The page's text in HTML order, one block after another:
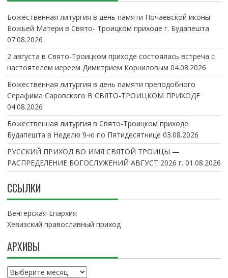
Божественная литургия в день памяти Почаевской иконы
Божьей Матери в Свято- Троицком приходе г. Будапешта
07.08.2026
2 августа в Свято-Троицком приходе состоялась встреча с
настоятелем иереем Димитрием Корниловым 04.08.2026
Божественная литургия в день памяти преподобного
Серафима Саровского В СВЯТО-ТРОИЦКОМ ПРИХОДЕ
04.08.2026
Божественная литургия в Свято-Троицком приходе
Будапешта в Неделю 9-ю по Пятидесятнице 03.08.2026
РУССКИЙ ПРИХОД ВО ИМЯ СВЯТОЙ ТРОИЦЫ —
РАСПРЕДЕЛЕНИЕ БОГОСЛУЖЕНИЙ АВГУСТ 2026 г. 01.08.2026
ССЫЛКИ
Венгерская Епархия
Хевизский православный приход
АРХИВЫ
А